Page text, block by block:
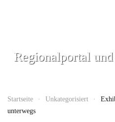
Regionalportal
Startseite Unkategorisiert
unterwegs